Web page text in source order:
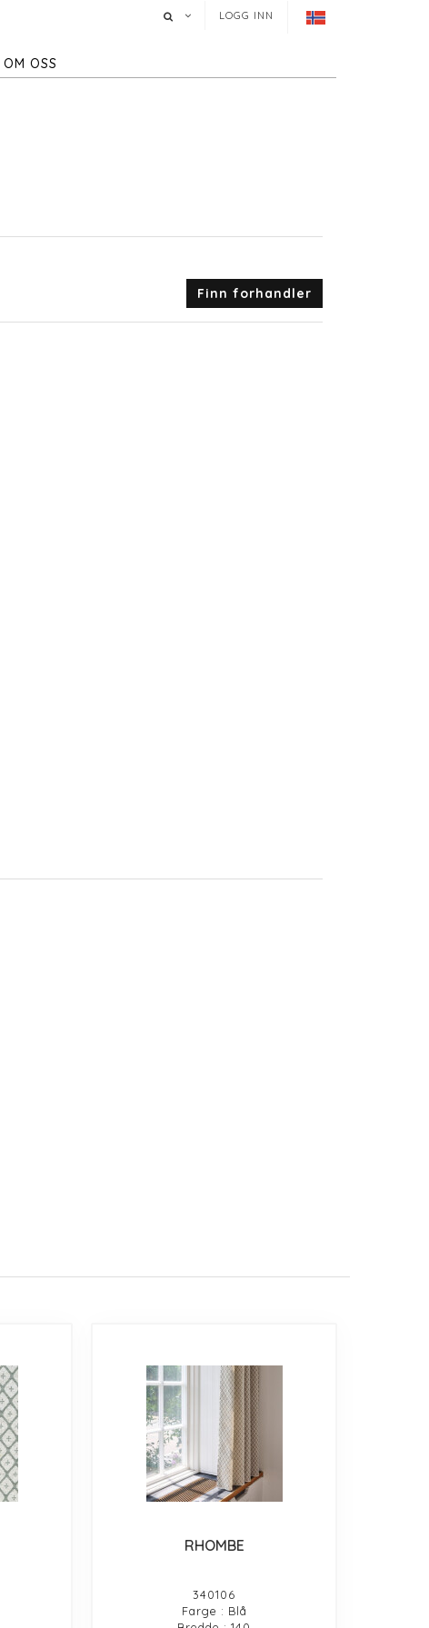
LOGG INN
OM OSS
Finn forhandler
RHOMBE
340106
Farge : Blå